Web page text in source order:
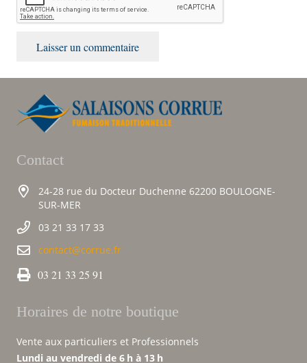
Laisser un commentaire
Contact
24-28 rue du Docteur Duchenne 62200 BOULOGNE-
SUR-MER
03 21 33 17 33
contact@corrue.fr
03 21 33 25 91
Horaires de notre boutique
Vente aux particuliers et Professionnels
Lundi au vendredi de 6 h à 13 h